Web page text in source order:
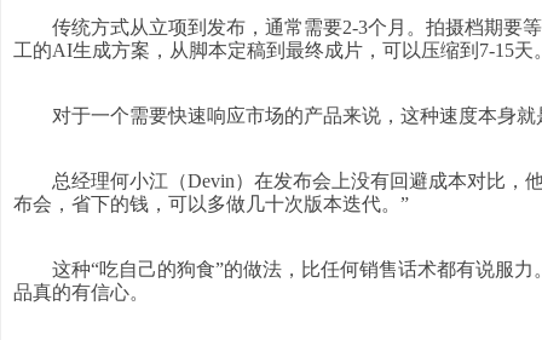
传统方式从立项到发布，通常需要2-3个月。拍摄档期要
工的AI生成方案，从脚本定稿到最终成片，可以压缩到7-15天
对于一个需要快速响应市场的产品来说，这种速度本身就
总经理何小江（Devin）在发布会上没有回避成本对比，
布会，省下的钱，可以多做几十次版本迭代。”
这种“吃自己的狗食”的做法，比任何销售话术都有说服
品真的有信心。